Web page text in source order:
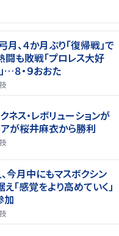
、４か月ぶり「復帰戦」で
闘も敗戦「プロレス大好
８・９おおた
ネス・レボリューションが
が桜井麻衣から勝利
今月中にもマスボクシン
感覚をより高めていく」
加